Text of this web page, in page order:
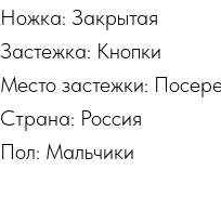
Ножка: Закрытая
Застежка: Кнопки
Место застежки:
Страна: Россия
Пол: Мальчики